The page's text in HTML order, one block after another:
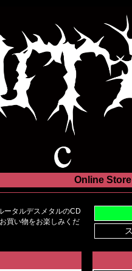
Online Store
ータルデスメタルのCD
買い物をお楽しみくだ